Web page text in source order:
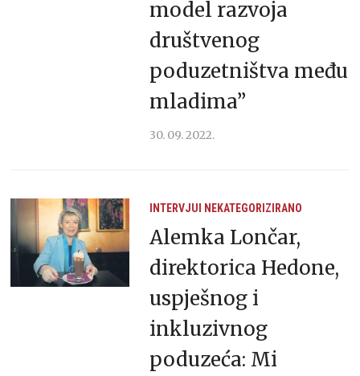
model razvoja
društvenog
poduzetništva među
mladima”
30. 09. 2022.
INTERVJUI NEKATEGORIZIRANO
Alemka Lončar,
direktorica Hedone,
uspješnog i
inkluzivnog
poduzeća: Mi